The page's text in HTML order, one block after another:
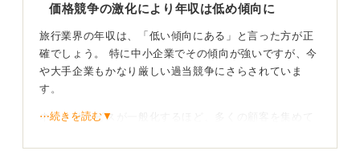
価格競争の激化により年収は低め傾向に
旅行業界の年収は、「低い傾向にある」と言った方が正
確でしょう。 特に中小企業でその傾向が強いですが、今
や大手企業もかなり厳しい過当競争にさらされていま
す。
ネットサービスが一般化するほど、多くの顧客を集めて
ます。そのため、各社がニッチな戦略を取らざるを得な
⋯続きを読む▼